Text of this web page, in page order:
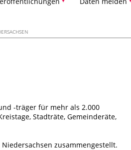
-träger für mehr als 2.000
Stadträte, Gemeinderäte,
zusammengestellt.